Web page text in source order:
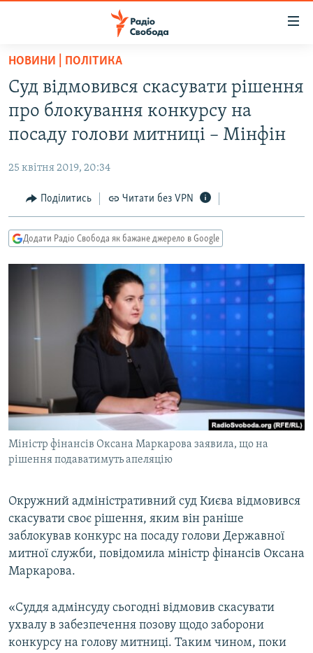
Перейти
основного
матеріалу
Перейти
до
основної
Перейти
до
пошуку
ВСЕ ЗА ДОБУ
СТАТТІ
СУСПІЛЬСТВО
РОСІЙСЬКА «ФІЛЬТРАЦІЯ»
ДОНБАС.РЕАЛІЇ
ТИ ЯК?
КИТАЙ.ВИКЛИКИ
МУЛЬТИМЕДІА
СПЕЦПРОЄКТИ
ПОДКАСТИ
КРИМ РЕАЛІЇ
РУС
КТАТ
ДОЛУЧАЙСЯ!
Усі сайти RFE/RL
НОВИНИ | ПОЛІТИКА
Суд відмовився скасувати рішення
про блокування конкурсу на
посаду голови митниці – Мінфін
25 квітня 2019, 20:34
Поділитись Читати без VPN
Додати Радіо Свобода як бажане джерело в Google
Міністр фінансів Оксана Маркарова заявила, що на
рішення подаватимуть апеляцію
Окружний адміністративний суд Києва відмовився
скасувати своє рішення, яким він раніше
заблокував конкурс на посаду голови Державної
митної служби, повідомила міністр фінансів Оксана
Маркарова.
«Суддя адмінсуду сьогодні відмовив скасувати
ухвалу в забезпечення позову щодо заборони
конкурсу на голову митниці. Таким чином, поки